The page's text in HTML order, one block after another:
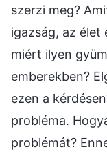
szerzi meg?
igazság, az élet
miért ilyen
emberekben?
ezen a
probléma.
problémát?